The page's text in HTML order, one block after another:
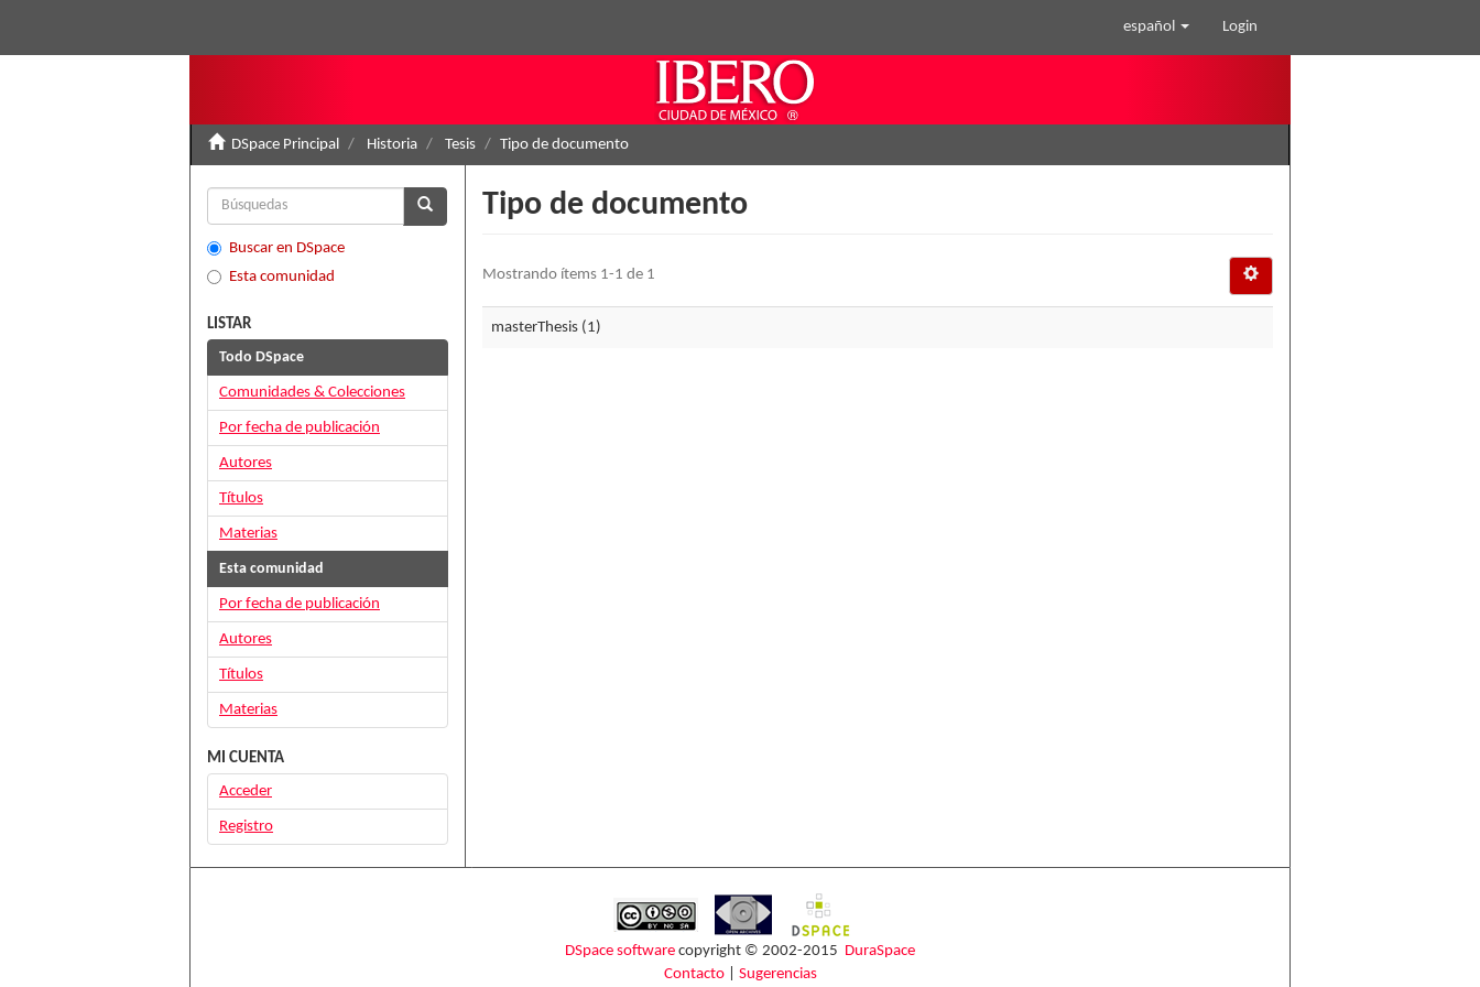
español Login
DSpace Principal Historia Tesis Tipo de documento
Tipo de documento
Mostrando ítems 1-1 de 1
masterThesis (1)
Buscar en DSpace
Esta comunidad
LISTAR
Todo DSpace
Comunidades & Colecciones
Por fecha de publicación
Autores
Títulos
Materias
Esta comunidad
Por fecha de publicación
Autores
Títulos
Materias
MI CUENTA
Acceder
Registro
DSpace software copyright © 2002-2015 DuraSpace
Contacto| Sugerencias